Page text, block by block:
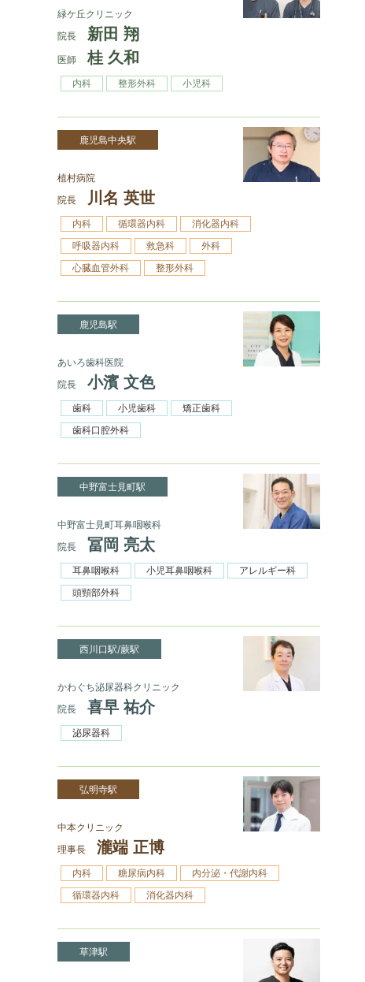
緑ケ丘クリニック
院長
新田 翔
医師 桂 久和
内科 整形外科 小児科
鹿児島中央駅
植村病院
院長
川名 英世
内科 循環器内科
消化器内科
呼吸器内科
救急科
外科
心臓血管外科
整形外科
鹿児島駅
あいろ歯科医院
院長
小濱 文色
歯科 小児歯科
矯正歯科
歯科口腔外科
中野富士見町駅
中野富士見町耳鼻咽喉科
院長
冨岡 亮太
耳鼻咽喉科 小児耳鼻咽喉科
アレルギー科
頭頸部外科
西川口駅/蕨駅
かわぐち泌尿器科クリニック
院長
喜早 祐介
泌尿器科
弘明寺駅
中本クリニック
理事長
瀧端 正博
内科 糖尿病内科
内分泌・代謝内科
循環器内科
消化器内科
草津駅